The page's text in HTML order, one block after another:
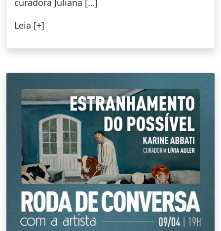
curadora Juliana […]
Leia [+]